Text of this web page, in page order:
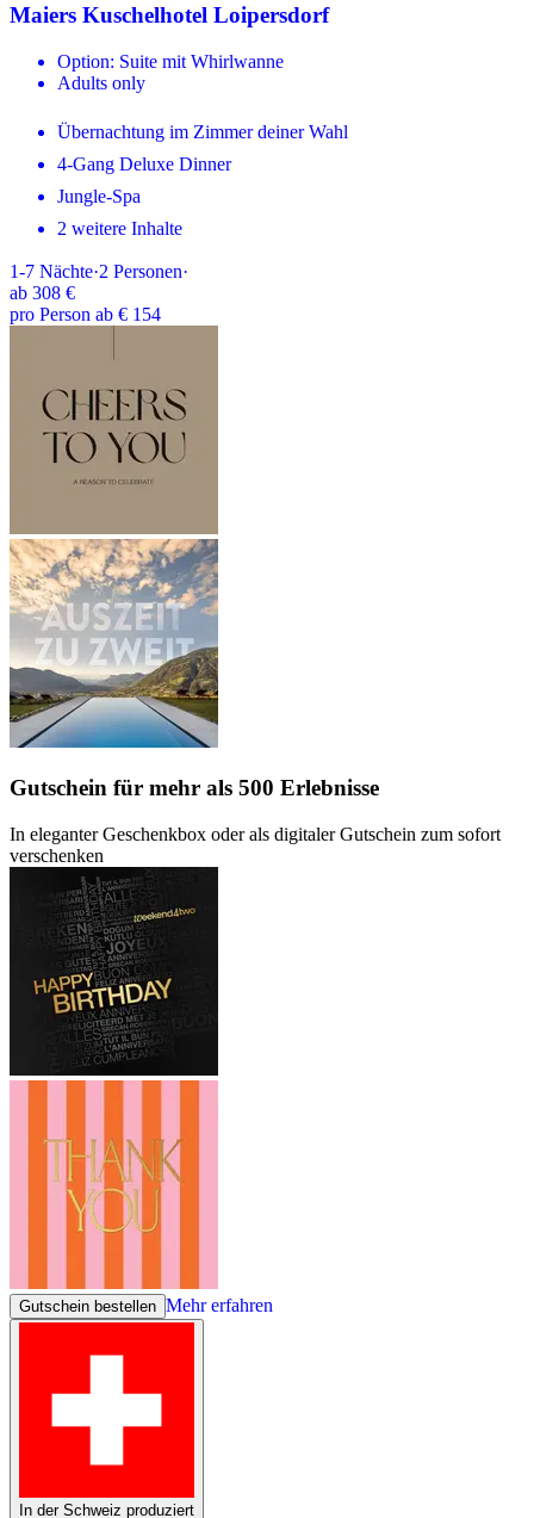
Maiers Kuschelhotel Loipersdorf
Option: Suite mit Whirlwanne
Adults only
Übernachtung im Zimmer deiner Wahl
4-Gang Deluxe Dinner
Jungle-Spa
2 weitere Inhalte
1-7 Nächte·2 Personen·
ab 308 €
pro Person ab € 154
Gutschein für mehr als 500 Erlebnisse
In eleganter Geschenkbox oder als digitaler Gutschein zum sofort
verschenken
Gutschein bestellen Mehr erfahren
In der Schweiz produziert